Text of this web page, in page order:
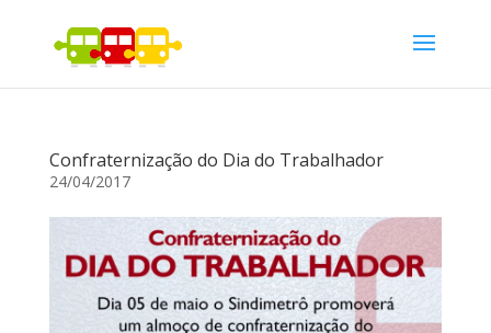
Confraternização do Dia do Trabalhador
24/04/2017